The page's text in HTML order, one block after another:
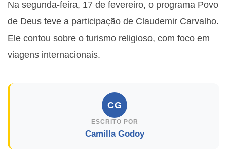
Na segunda-feira, 17 de fevereiro, o programa Povo
de Deus teve a participação de Claudemir Carvalho.
Ele contou sobre o turismo religioso, com foco em
viagens internacionais.
CG
ESCRITO POR
Camilla Godoy